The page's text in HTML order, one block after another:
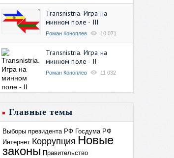
Transnistria. Игра на
минном поле - III
Роман Коноплев 10 071
Transnistria. Игра на
минном поле - II
Роман Коноплев 11 032
Главные темы
Выборы президента РФ Госдума РФ
Интернет Коррупция Новые
законы Правительство